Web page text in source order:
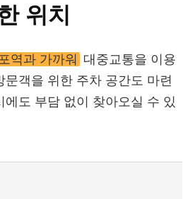
위치
역과 가까워 대중교통을 이용
객을 위한 주차 공간도 마련
에도 부담 없이 찾아오실 수 있